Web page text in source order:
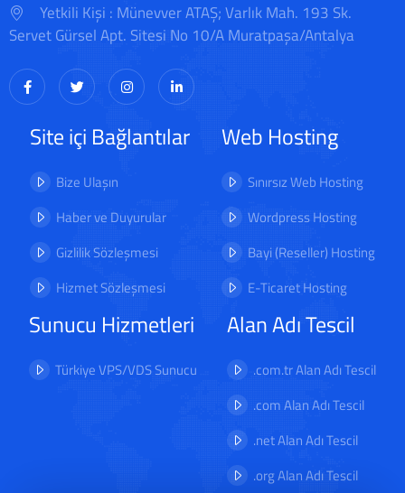
Yetkili Kişi : Münevver ATAŞ; Varlık Mah. 193 Sk.
Servet Gürsel Apt. Sitesi No 10/A Muratpaşa/Antalya
Site içi Bağlantılar
Bize Ulaşın
Haber ve Duyurular
Gizlilik Sözleşmesi
Hizmet Sözleşmesi
Web Hosting
Sınırsız Web Hosting
Wordpress Hosting
Bayi (Reseller) Hosting
E-Ticaret Hosting
Sunucu Hizmetleri
Türkiye VPS/VDS Sunucu
Alan Adı Tescil
.com.tr Alan Adı Tescil
.com Alan Adı Tescil
.net Alan Adı Tescil
.org Alan Adı Tescil